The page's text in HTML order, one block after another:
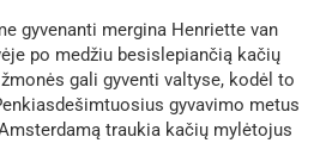
gyvenanti mergina Henriette van
po medžiu besislepiančią kačių
gali gyventi valtyse, kodėl to
gyvavimo metus
traukia kačių mylėtojus